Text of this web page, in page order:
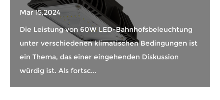
Mar 15,2024
Die Leistung von 60W LED-Bahnhofsbeleuchtung
unter verschiedenen klimatischen Bedingungen ist
ein Thema, das einer eingehenden Diskussion
würdig ist. Als fortsc...